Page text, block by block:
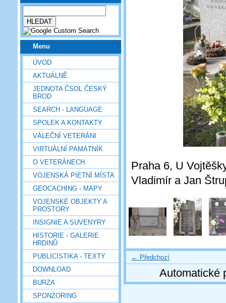
Menu
ÚVOD
AKTUÁLNĚ
JEDNOTA ČSOL ČESKÝ
BROD
SEARCH - LANGUAGE
SPOLEK A KONTAKTY
VÁLEČNÍ VETERÁNI
VIRTUÁLNÍ PAMÁTNÍK
O VETERÁNECH
VOJENSKÁ PIETNÍ MÍSTA
GEOCACHING - MAPY
VOJENSKÉ OBJEKTY A
PROSTORY
INSIGNIE A SUVENYRY
HISTORIE - GALERIE
HRDINŮ
PUBLICISTIKA - TEXTY
DOWNLOAD
BURZA
SPONZORING
Praha 6, U
Vladimír a Jan
← Předchozí
Automatické